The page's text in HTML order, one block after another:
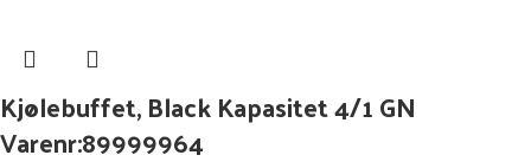
Kjølebuffet, Black Kapasitet 4/1 GN
Varenr:89999964